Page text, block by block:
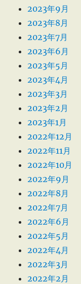
2023年9月
2023年8月
2023年7月
2023年6月
2023年5月
2023年4月
2023年3月
2023年2月
2023年1月
2022年12月
2022年11月
2022年10月
2022年9月
2022年8月
2022年7月
2022年6月
2022年5月
2022年4月
2022年3月
2022年2月